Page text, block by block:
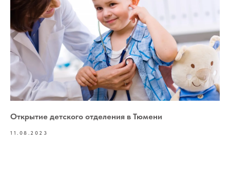
Открытие детского отделения в Тюмени
11.08.2023